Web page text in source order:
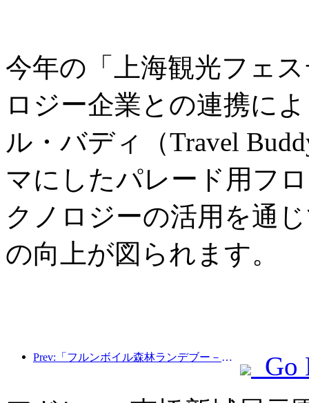
今年の「上海観光フェ
ロジー企業との連携に
ル・バディ（Travel
マにしたパレード用フ
クノロジーの活用を通
の向上が図られます。
Prev:「フルンボイル森林ランデブー－大興安嶺エクスプレス－星光列車－天一旅」観光列車が初運行を行った。
Go